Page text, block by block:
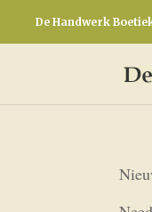
De Handwerk